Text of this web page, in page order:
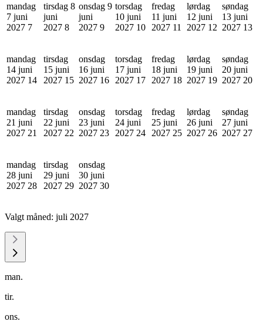
mandag
7 juni
2027 7
tirsdag 8
juni
2027 8
onsdag 9
juni
2027 9
torsdag
10 juni
2027 10
fredag
11 juni
2027 11
lørdag
12 juni
2027 12
søndag
13 juni
2027 13
mandag
14 juni
2027 14
tirsdag
15 juni
2027 15
onsdag
16 juni
2027 16
torsdag
17 juni
2027 17
fredag
18 juni
2027 18
lørdag
19 juni
2027 19
søndag
20 juni
2027 20
mandag
21 juni
2027 21
tirsdag
22 juni
2027 22
onsdag
23 juni
2027 23
torsdag
24 juni
2027 24
fredag
25 juni
2027 25
lørdag
26 juni
2027 26
søndag
27 juni
2027 27
mandag
28 juni
2027 28
tirsdag
29 juni
2027 29
onsdag
30 juni
2027 30
Valgt måned: juli 2027
man.
tir.
ons.